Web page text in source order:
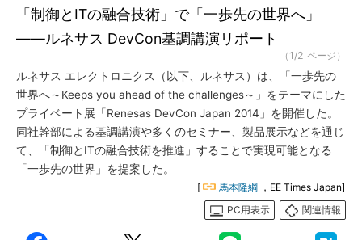
「制御とITの融合技術」で「一歩先の世界へ」
――ルネサス DevCon基調講演リポート
（1/2 ページ）
ルネサス エレクトロニクス（以下、ルネサス）は、「一歩先の
世界へ～Keeps you ahead of the challenges～」をテーマにした
プライベート展「Renesas DevCon Japan 2014」を開催した。
同社幹部による基調講演や多くのセミナー、製品展示などを通じ
て、「制御とITの融合技術を推進」することで実現可能となる
「一歩先の世界」を提案した。
[ 馬本隆綱 ，EE Times Japan]
PC用表示
関連情報